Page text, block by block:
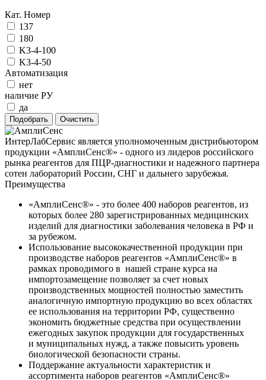
Кат. Номер
137
180
K3-4-100
K3-4-50
Автоматизация
нет
наличие РУ
да
ИнтерЛабСервис является уполномоченным дистрибьютором
продукции «АмплиСенс®» - одного из лидеров российского
рынка реагентов для ПЦР-диагностики и надежного партнера
сотен лабораторий России, СНГ и дальнего зарубежья.
Преимущества
«АмплиСенс®» - это более 400 наборов реагентов, из
которых более 280 зарегистрированных медицинских
изделий для диагностики заболевания человека в РФ и
за рубежом.
Использование высококачественной продукции при
производстве наборов реагентов «АмплиСенс®» в
рамках проводимого в нашей стране курса на
импортозамещение позволяет за счет новых
производственных мощностей полностью заместить
аналогичную импортную продукцию во всех областях
ее использования на территории РФ, существенно
экономить бюджетные средства при осуществлении
ежегодных закупок продукции для государственных
и муниципальных нужд, а также повысить уровень
биологической безопасности страны.
Поддержание актуальности характеристик и
ассортимента наборов реагентов «АмплиСенс®»